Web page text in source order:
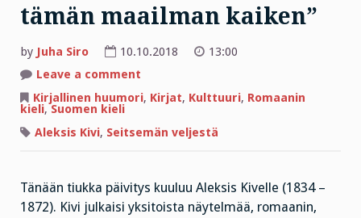
tämän maailman kaiken”
by Juha Siro 10.10.2018
13:00
Leave a comment
huolisimme,
vaikka
kultainen
Kirjallinen huumori, Kirjat, Kulttuuri, Romaanin
kieli, Suomen kieli
Aleksis Kivi, Seitsemän veljestä
Tänään tiukka päivitys kuuluu Aleksis Kivelle (1834 –
1872). Kivi julkaisi yksitoista näytelmää, romaanin,